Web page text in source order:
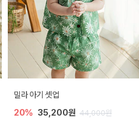
밀라 아기 셋업
20% 35,200원 44,000원